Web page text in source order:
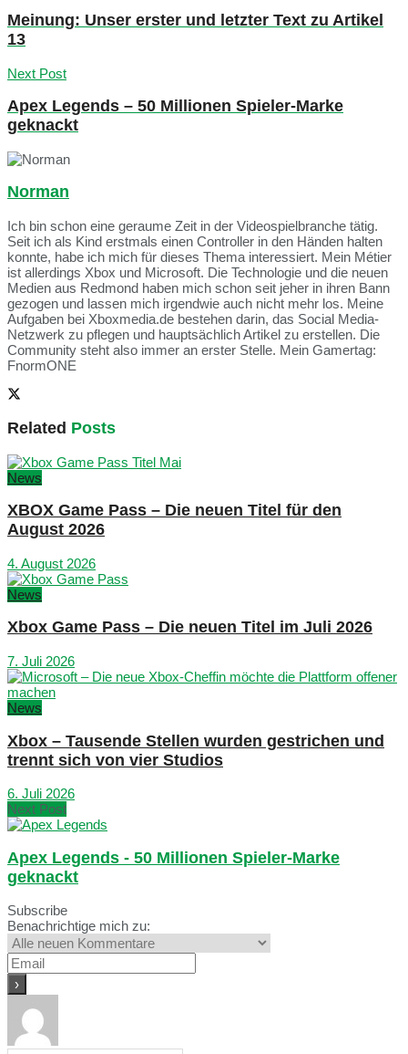
Meinung: Unser erster und letzter Text zu Artikel
13
Next Post
Apex Legends – 50 Millionen Spieler-Marke
geknackt
Norman
Ich bin schon eine geraume Zeit in der Videospielbranche tätig.
Seit ich als Kind erstmals einen Controller in den Händen halten
konnte, habe ich mich für dieses Thema interessiert. Mein Métier
ist allerdings Xbox und Microsoft. Die Technologie und die neuen
Medien aus Redmond haben mich schon seit jeher in ihren Bann
gezogen und lassen mich irgendwie auch nicht mehr los. Meine
Aufgaben bei Xboxmedia.de bestehen darin, das Social Media-
Netzwerk zu pflegen und hauptsächlich Artikel zu erstellen. Die
Community steht also immer an erster Stelle. Mein Gamertag:
FnormONE
Related Posts
News
XBOX Game Pass – Die neuen Titel für den
August 2026
4. August 2026
News
Xbox Game Pass – Die neuen Titel im Juli 2026
7. Juli 2026
News
Xbox – Tausende Stellen wurden gestrichen und
trennt sich von vier Studios
6. Juli 2026
Next Post
Apex Legends - 50 Millionen Spieler-Marke
geknackt
Subscribe
Benachrichtige mich zu: